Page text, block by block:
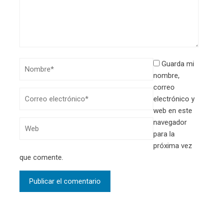
Guarda mi
nombre,
correo
electrónico y
web en este
navegador
para la
próxima vez
que comente.